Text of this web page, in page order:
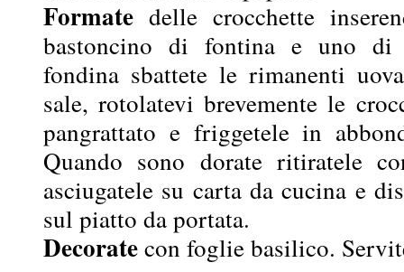
Formate delle crocchette
bastoncino di fontina e uno di
fondina sbattete le rimanenti
sale, rotolatevi brevemente le
pangrattato e friggetele in
Quando sono dorate ritiratele
asciugatele su carta da cucina e
sul piatto da portata.
Decoratecon foglie basilico.